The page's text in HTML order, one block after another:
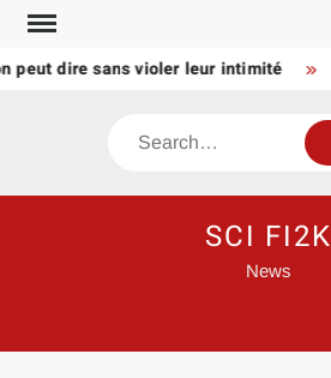
Skip
content
peut dire sans violer leur intimité
Search
SCI FI2K
News